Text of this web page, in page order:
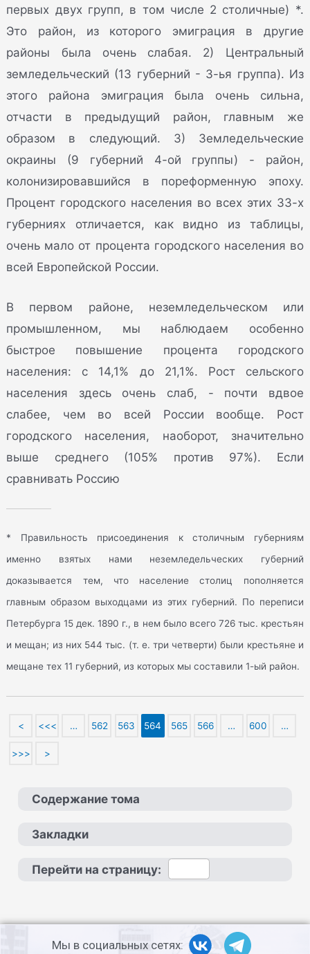
первых двух групп, в том числе 2 столичные) *.
Это район, из которого эмиграция в другие
районы была очень слабая. 2) Центральный
земледельческий (13 губерний - 3-ья группа). Из
этого района эмиграция была очень сильна,
отчасти в предыдущий район, главным же
образом в следующий. 3) Земледельческие
окраины (9 губерний 4-ой группы) - район,
колонизировавшийся в пореформенную эпоху.
Процент городского населения во всех этих 33-х
губерниях отличается, как видно из таблицы,
очень мало от процента городского населения во
всей Европейской России.
В первом районе, неземледельческом или
промышленном, мы наблюдаем особенно
быстрое повышение процента городского
населения: с 14,1% до 21,1%. Рост сельского
населения здесь очень слаб, - почти вдвое
слабее, чем во всей России вообще. Рост
городского населения, наоборот, значительно
выше среднего (105% против 97%). Если
сравнивать Россию
* Правильность присоединения к столичным губерниям
именно взятых нами неземледельческих губерний
доказывается тем, что население столиц пополняется
главным образом выходцами из этих губерний. По переписи
Петербурга 15 дек. 1890 г., в нем было всего 726 тыс. крестьян
и мещан; из них 544 тыс. (т. е. три четверти) были крестьяне и
мещане тех 11 губерний, из которых мы составили 1-ый район.
< <<< … 562 563 564 565 566 … 600 …
>>> >
Содержание тома
Закладки
Перейти на страницу:
Мы в социальных сетях: